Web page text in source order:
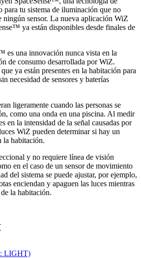
para tu sistema de iluminación que no
ningún sensor. La nueva aplicación WiZ
ya están disponibles desde finales de
es una innovación nunca vista en la
de consumo desarrollada por WiZ.
ya están presentes en la habitación para
necesidad de sensores y baterías
ligeramente cuando las personas se
como una onda en una piscina. Al medir
en la intensidad de la señal causadas por
WiZ pueden determinar si hay un
la habitación.
y no requiere línea de visión
en el caso de un sensor de movimiento
del sistema se puede ajustar, por ejemplo,
enciendan y apaguen las luces mientras
la habitación.
LIGHT)